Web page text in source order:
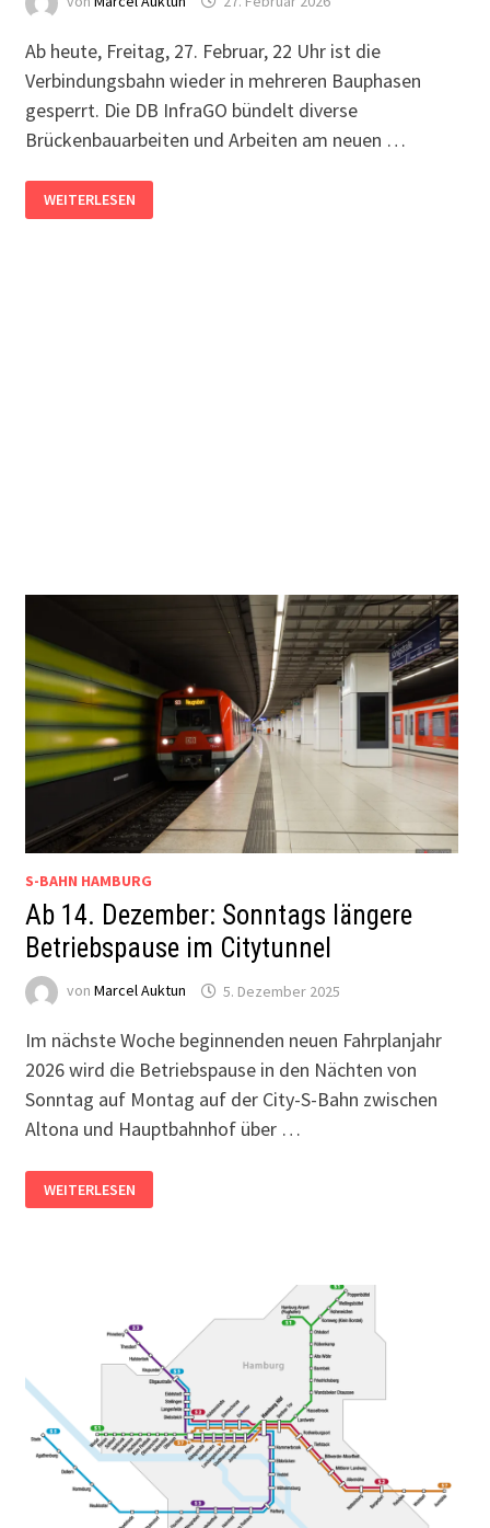
Ab heute, Freitag, 27. Februar, 22 Uhr ist die
Verbindungsbahn wieder in mehreren Bauphasen
gesperrt. Die DB InfraGO bündelt diverse
Brückenbauarbeiten und Arbeiten am neuen …
EINMONATIGE
SPERRUNG
DER
WEITERLESEN
S-BAHN HAMBURG
Ab 14. Dezember: Sonntags längere
Betriebspause im Citytunnel
von Marcel Auktun 5. Dezember 2025
Im nächste Woche beginnenden neuen Fahrplanjahr
2026 wird die Betriebspause in den Nächten von
Sonntag auf Montag auf der City-S-Bahn zwischen
Altona und Hauptbahnhof über …
14.
DEZEMBER:
WEITERLESEN